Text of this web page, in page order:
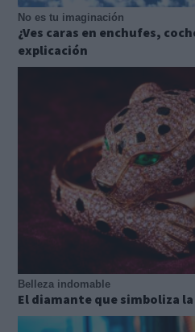
No es tu imaginación
¿Ves caras en enchufes,
explicación
Belleza indomable
El diamante que simboliza